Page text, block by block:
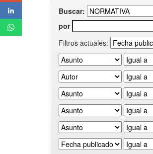
Buscar:
por
Filtros actuales: